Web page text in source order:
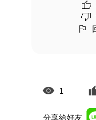
1
分享給好友